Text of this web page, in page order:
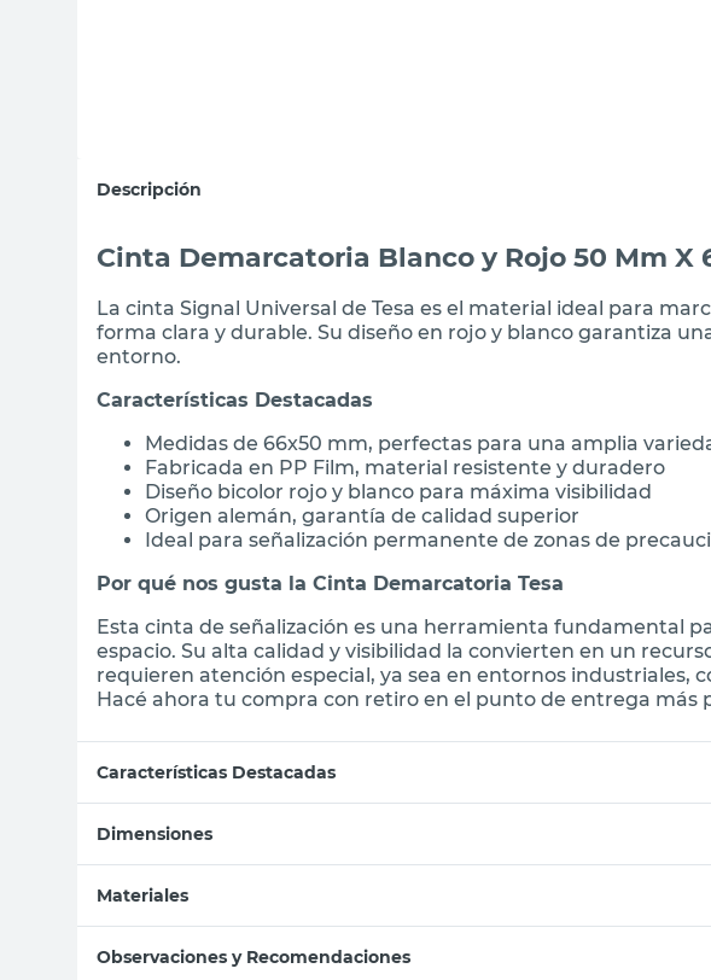
Descripción
Cinta Demarcatoria Blanco y Rojo 50 Mm X
La cinta Signal Universal de Tesa es el material ideal para
forma clara y durable. Su diseño en rojo y blanco garantiza
entorno.
Características Destacadas
Medidas de 66x50 mm, perfectas para una amplia
Fabricada en PP Film, material resistente y duradero
Diseño bicolor rojo y blanco para máxima visibilidad
Origen alemán, garantía de calidad superior
Ideal para señalización permanente de zonas de
Por qué nos gusta la Cinta Demarcatoria Tesa
Esta cinta de señalización es una herramienta fundamental
espacio. Su alta calidad y visibilidad la convierten en un
requieren atención especial, ya sea en entornos industriales,
Hacé ahora tu compra con retiro en el punto de entrega más
Características Destacadas
Dimensiones
Materiales
Observaciones y Recomendaciones